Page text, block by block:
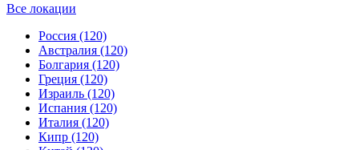
Все локации
Россия (120)
Австралия (120)
Болгария (120)
Греция (120)
Израиль (120)
Испания (120)
Италия (120)
Кипр (120)